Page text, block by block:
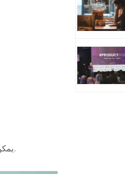
يمكن القيام بذلك من أي شاشة سواء كان كمبيوتر، هاتف ذكي، أو جهاز لوحي، لذا يرجى التحقق.